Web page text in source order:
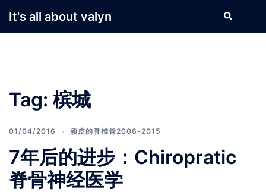
It's all about valyn Search
Tag: 槟城
01/04/2016 顽皮的脊椎骨2006-2015
7年后的进步：Chiropratic
脊骨神经医学